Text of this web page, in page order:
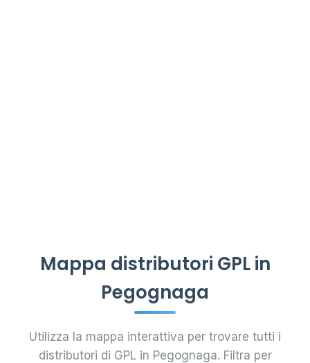
Mappa distributori GPL in
Pegognaga
Utilizza la mappa interattiva per trovare tutti i
distributori di GPL in Pegognaga. Filtra per